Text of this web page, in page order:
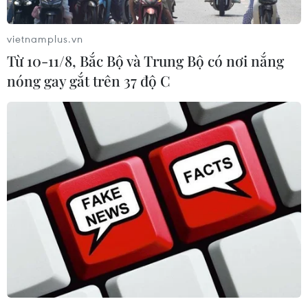
Campuchia nỗ lực bảo tồn động vật
hoang dã trước nguy cơ tuyệt chủng
Áp thấp nhiệt đới trên vịnh Bắc Bộ sẽ
gây ảnh hưởng thế nào tới Việt Nam?
07/08/2026 14:38
Nứt núi, Thanh Hóa sơ tán khẩn cấp
nhiều hộ dân
07/08/2026 13:17
Cảnh báo lũ trên lưu vực sông Thao
vietnamplus.vn
Từ 10-11/8, Bắc Bộ và Trung Bộ có nơi nắng
nóng gay gắt trên 37 độ C